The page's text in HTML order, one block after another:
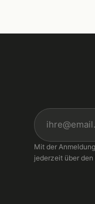
Mit der
jederzeit über